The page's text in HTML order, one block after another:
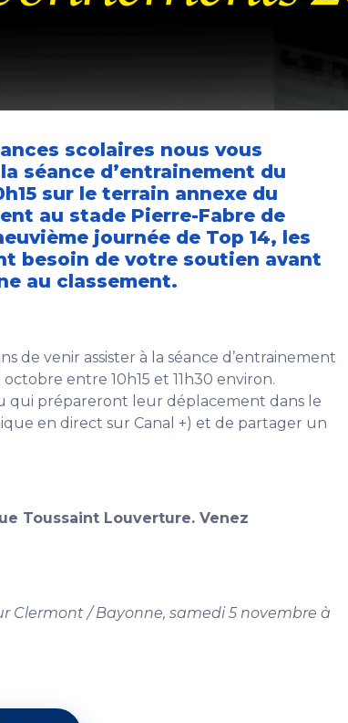
scolaires nous vous
séance d’entrainement du
sur le terrain annexe du
au stade Pierre-Fabre de
journée de Top 14, les
besoin de votre soutien avant
au classement.
de venir assister à la séance d’entrainement
entre 10h15 et 11h30 environ.
qui prépareront leur déplacement dans le
en direct sur Canal +) et de partager un
Toussaint Louverture. Venez
Clermont / Bayonne, samedi 5 novembre à